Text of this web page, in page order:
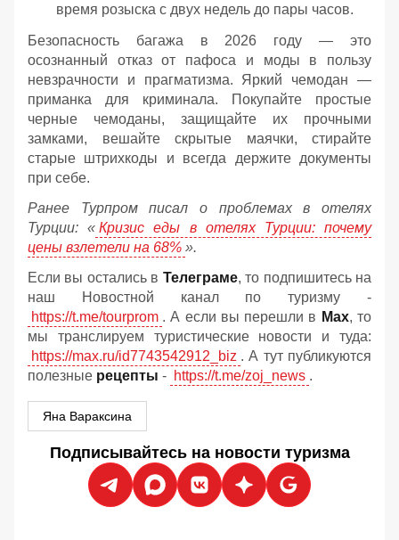
время розыска с двух недель до пары часов.
Безопасность багажа в 2026 году — это
осознанный отказ от пафоса и моды в пользу
невзрачности и прагматизма. Яркий чемодан —
приманка для криминала. Покупайте простые
черные чемоданы, защищайте их прочными
замками, вешайте скрытые маячки, стирайте
старые штрихкоды и всегда держите документы
при себе.
Ранее Турпром писал о проблемах в отелях
Турции: « Кризис еды в отелях Турции: почему
цены взлетели на 68% ».
Если вы остались в Телеграме, то подпишитесь на
наш Новостной канал по туризму -
https://t.me/tourprom . А если вы перешли в Мах, то
мы транслируем туристические новости и туда:
https://max.ru/id7743542912_biz . А тут публикуются
полезные рецепты - https://t.me/zoj_news .
Яна Вараксина
Подписывайтесь на новости туризма